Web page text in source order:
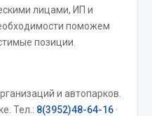
лицами, ИП и
поможем
позиции.
и автопарков.
Тел.: 8(3952)48-64-16 ·